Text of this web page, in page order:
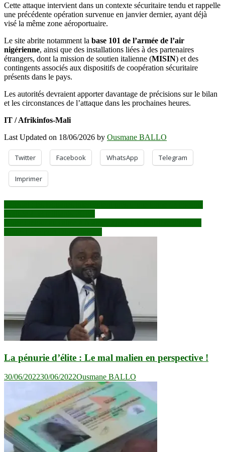
Cette attaque intervient dans un contexte sécuritaire tendu et rappelle
une précédente opération survenue en janvier dernier, ayant déjà
visé la même zone aéroportuaire.
Le site abrite notamment la base 101 de l’armée de l’air
nigérienne, ainsi que des installations liées à des partenaires
étrangers, dont la mission de soutien italienne (MISIN) et des
contingents associés aux dispositifs de coopération sécuritaire
présents dans le pays.
Les autorités devraient apporter davantage de précisions sur le bilan
et les circonstances de l’attaque dans les prochaines heures.
IT / Afrikinfos-Mali
Last Updated on 18/06/2026 by Ousmane BALLO
Twitter Facebook WhatsApp Telegram
Imprimer
Navigation
de
l’article
La pénurie d’élite : Le mal malien en perspective !
30/06/202230/06/2022Ousmane BALLO